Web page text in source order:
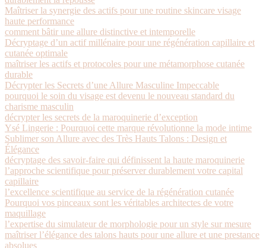
Maîtriser la synergie des actifs pour une routine skincare visage
haute performance
comment bâtir une allure distinctive et intemporelle
Décryptage d’un actif millénaire pour une régénération capillaire et
cutanée optimale
maîtriser les actifs et protocoles pour une métamorphose cutanée
durable
Décrypter les Secrets d’une Allure Masculine Impeccable
pourquoi le soin du visage est devenu le nouveau standard du
charisme masculin
décrypter les secrets de la maroquinerie d’exception
Ysé Lingerie : Pourquoi cette marque révolutionne la mode intime
Sublimer son Allure avec des Très Hauts Talons : Design et
Élégance
décryptage des savoir-faire qui définissent la haute maroquinerie
l’approche scientifique pour préserver durablement votre capital
capillaire
l’excellence scientifique au service de la régénération cutanée
Pourquoi vos pinceaux sont les véritables architectes de votre
maquillage
l’expertise du simulateur de morphologie pour un style sur mesure
maîtriser l’élégance des talons hauts pour une allure et une prestance
absolues